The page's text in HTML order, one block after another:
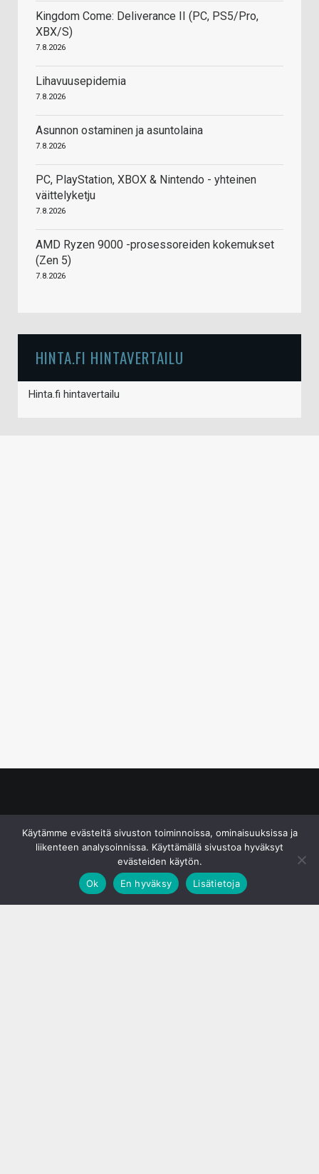
Kingdom Come: Deliverance II (PC, PS5/Pro,
XBX/S)
7.8.2026
Lihavuusepidemia
7.8.2026
Asunnon ostaminen ja asuntolaina
7.8.2026
PC, PlayStation, XBOX & Nintendo - yhteinen
väittelyketju
7.8.2026
AMD Ryzen 9000 -prosessoreiden kokemukset
(Zen 5)
7.8.2026
HINTA.FI HINTAVERTAILU
Hinta.fi hintavertailu
Käytämme evästeitä sivuston toiminnoissa, ominaisuuksissa ja
liikenteen analysoinnissa. Käyttämällä sivustoa hyväksyt
evästeiden käytön.
Ok
En hyväksy Lisätietoja